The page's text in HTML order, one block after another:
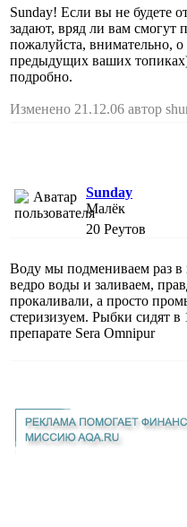
Sunday! Если вы не будете
задают, вряд ли вам смогут
пожалуйста, внимательно,
предыдущих ваших
подробно.
Изменено 21.12.06 автор
Sunday
Малёк
20 Реутов
Воду мы подмениваем раз
ведро воды и заливаем,
прокаливали, а просто
стеризизуем. Рыбки сидят
препарате Sera Omnipur